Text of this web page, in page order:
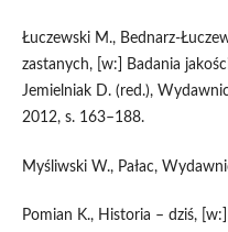
Łuczewski M., Bednarz-
zastanych, [w:] Badania
Jemielniak D. (red.),
2012, s. 163–188.
Myśliwski W., Pałac,
Pomian K., Historia – dziś,